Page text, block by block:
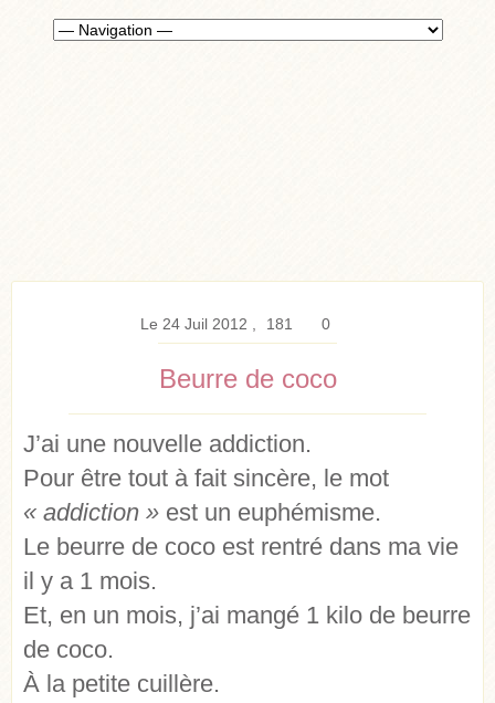
Le 24 Juil 2012 181 0
Beurre de coco
J’ai une nouvelle addiction.
Pour être tout à fait sincère, le mot
« addiction » est un euphémisme.
Le beurre de coco est rentré dans ma vie
il y a 1 mois.
Et, en un mois, j’ai mangé 1 kilo de beurre
de coco.
À la petite cuillère.